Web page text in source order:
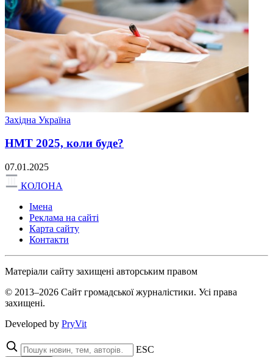
Західна Україна
НМТ 2025, коли буде?
07.01.2025
КОЛОНА
Імена
Реклама на сайті
Карта сайту
Контакти
Матеріали сайту захищені авторським правом
© 2013–2026 Сайт громадської журналістики. Усі права
захищені.
Developed by PryVit
ESC